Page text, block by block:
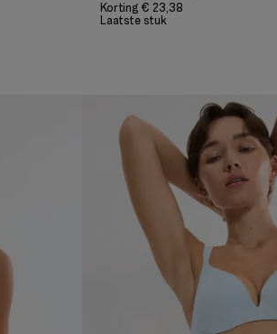
Korting € 23,38
Laatste stuk